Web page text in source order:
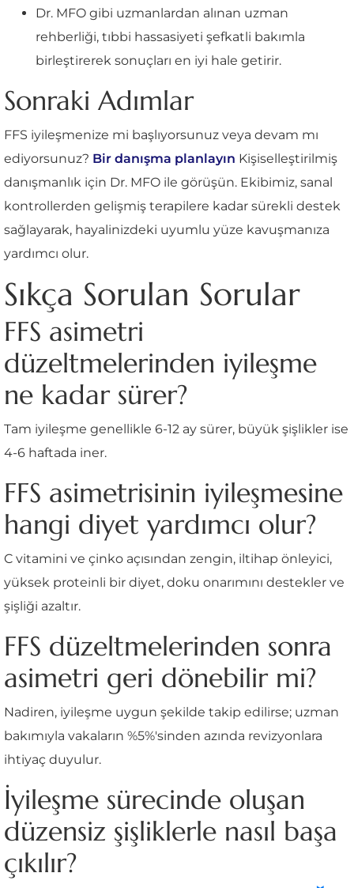
Dr. MFO gibi uzmanlardan alınan uzman
rehberliği, tıbbi hassasiyeti şefkatli bakımla
birleştirerek sonuçları en iyi hale getirir.
Sonraki Adımlar
FFS iyileşmenize mi başlıyorsunuz veya devam mı
ediyorsunuz? Bir danışma planlayın Kişiselleştirilmiş
danışmanlık için Dr. MFO ile görüşün. Ekibimiz, sanal
kontrollerden gelişmiş terapilere kadar sürekli destek
sağlayarak, hayalinizdeki uyumlu yüze kavuşmanıza
yardımcı olur.
Sıkça Sorulan Sorular
FFS asimetri
düzeltmelerinden iyileşme
ne kadar sürer?
Tam iyileşme genellikle 6-12 ay sürer, büyük şişlikler ise
4-6 haftada iner.
FFS asimetrisinin iyileşmesine
hangi diyet yardımcı olur?
C vitamini ve çinko açısından zengin, iltihap önleyici,
yüksek proteinli bir diyet, doku onarımını destekler ve
şişliği azaltır.
FFS düzeltmelerinden sonra
asimetri geri dönebilir mi?
Nadiren, iyileşme uygun şekilde takip edilirse; uzman
bakımıyla vakaların %5%'sinden azında revizyonlara
ihtiyaç duyulur.
İyileşme sürecinde oluşan
düzensiz şişliklerle nasıl başa
çıkılır?